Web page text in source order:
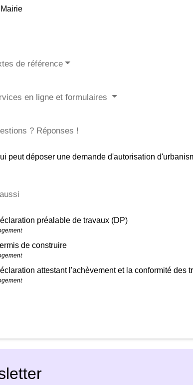
Mairie
de référence
en ligne et formulaires
? Réponses !
peut déposer une demande d'autorisation
préalable de travaux (DP)
de construire
attestant l'achèvement et la conformité des